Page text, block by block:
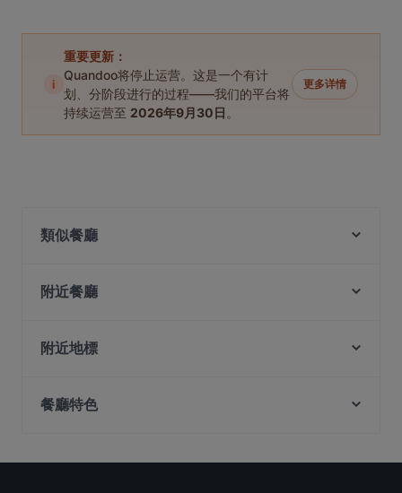
i
重要更新：
Quandoo将停止运营。这是一个有计
划、分阶段进行的过程——我们的平台将
持续运营至 2026年9月30日 。
更多详情
類似餐廳
Bizen Wagyu & Salad Bar @ Plaza Singapura
Spices Cafe
Biergarten & Restaurant
附近餐廳
Delulu Karaoke Bar
Hola! Mexico
Konyo
附近地標
Fort Canning Park, 新加坡
餐廳特色
在 新加坡 的 環境舒適的餐廳